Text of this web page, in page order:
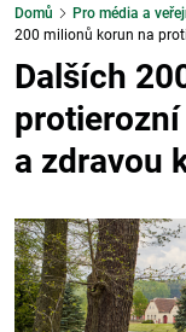
Domů Pro média a
200 milionů korun na
Dalších
a zdravou